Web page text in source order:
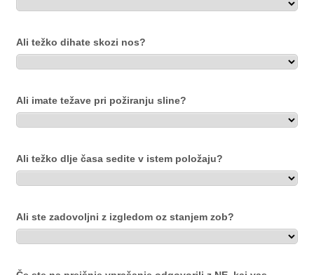
Ali težko dihate skozi nos?
Ali imate težave pri požiranju sline?
Ali težko dlje časa sedite v istem položaju?
Ali ste zadovoljni z izgledom oz stanjem zob?